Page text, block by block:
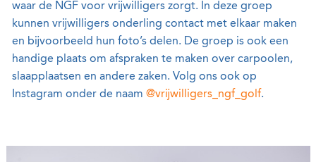
waar de NGF voor vrijwilligers zorgt. In deze groep
kunnen vrijwilligers onderling contact met elkaar maken
en bijvoorbeeld hun foto’s delen. De groep is ook een
handige plaats om afspraken te maken over carpoolen,
slaapplaatsen en andere zaken. Volg ons ook op
Instagram onder de naam @vrijwilligers_ngf_golf.